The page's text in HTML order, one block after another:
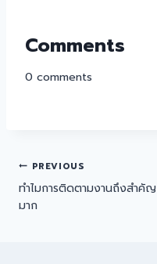
Comments
0 comments
PREVIOUS
ทำไมการติดตามงานถึงสำคัญ
มาก